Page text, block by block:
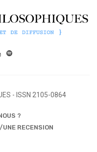
- ISSN 2105-0864
?
RECENSION